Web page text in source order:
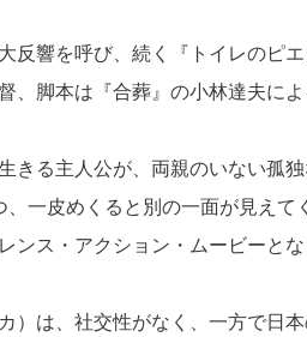
反響を呼び、続く『トイレのピ
脚本は『合葬』の小林達夫によ
きる主人公が、両親のいない孤
、一皮めくると別の一面が見え
ス・アクション・ムービーとな
）は、社交性がなく、一方で日